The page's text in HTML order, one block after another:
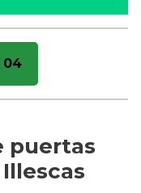
04
puertas